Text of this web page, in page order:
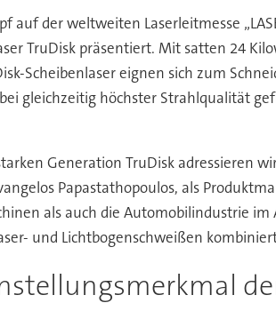
auf der weltweiten Laserleitmesse
TruDisk präsentiert. Mit satten 24
Scheibenlaser eignen sich zum
gleichzeitig höchster Strahlqualität
Generation TruDisk adressieren
Papastathopoulos, als
als auch die Automobilindustrie
und Lichtbogenschweißen